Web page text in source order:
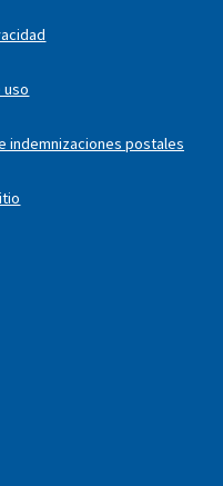
uso
indemnizaciones postales